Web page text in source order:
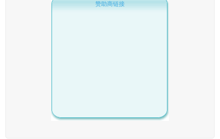
赞助商链接